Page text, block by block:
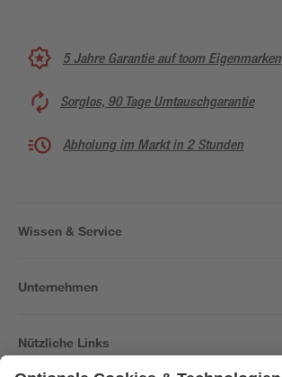
5 Jahre Garantie auf toom Eigenmarken
Sorglos, 90 Tage Umtauschgarantie
Abholung im Markt in 2 Stunden
Wissen & Service
Unternehmen
Nützliche Links